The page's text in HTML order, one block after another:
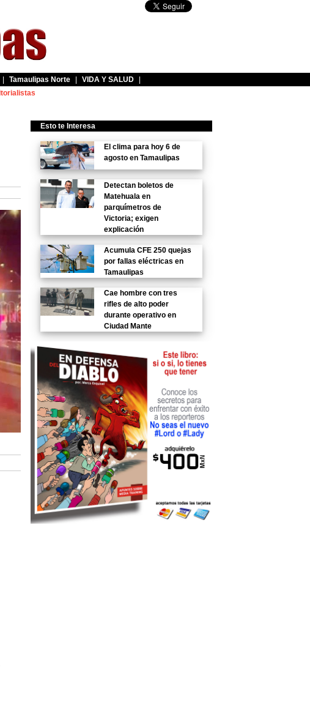
Tamaulipas Norte VIDA Y SALUD
Esto te Interesa
El clima para hoy 6 de
agosto en Tamaulipas
Detectan boletos de
Matehuala en
parquímetros de
Victoria; exigen
explicación
Acumula CFE 250 quejas
por fallas eléctricas en
Tamaulipas
Cae hombre con tres
rifles de alto poder
durante operativo en
Ciudad Mante